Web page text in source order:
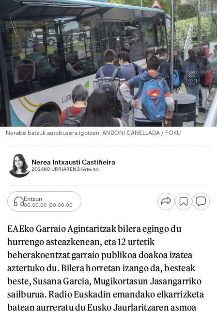
Nerabe batzuk autobusera igotzen. ANDONI CANELLADA / FOKU
Nerea Intxausti Castiñeira
2024KO URRIAREN 24A15:30
Entzun
00:00:00 00:00:00
EAEko Garraio Agintaritzak bilera egingo du
hurrengo asteazkenean, eta 12 urtetik
beherakoentzat garraio publikoa doakoa izatea
aztertuko du. Bilera horretan izango da, besteak
beste, Susana Garcia, Mugikortasun Jasangarriko
sailburua. Radio Euskadin emandako elkarrizketa
batean aurreratu du Eusko Jaurlaritzaren asmoa